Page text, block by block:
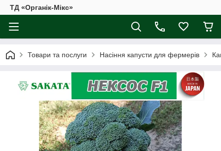
ТД «Органік-Мікс»
Товари та послуги Насіння капусти для фермерів